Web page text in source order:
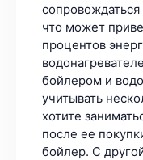
что может
процентов
бойлером и
учитывать
хотите
после ее
бойлер. С